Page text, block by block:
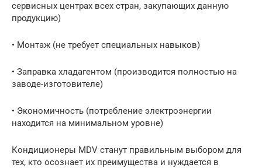
сервисных центрах всех стран, закупающих данную
продукцию)
• Монтаж (не требует специальных навыков)
• Заправка хладагентом (производится полностью на
заводе-изготовителе)
• Экономичность (потребление электроэнергии
находится на минимальном уровне)
Кондиционеры MDV станут правильным выбором для
тех, кто осознает их преимущества и нуждается в